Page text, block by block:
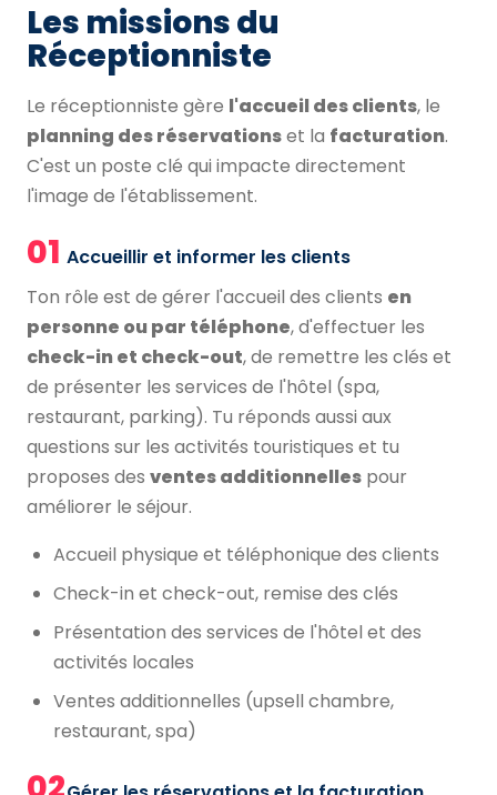
Les missions du
Réceptionniste
Le réceptionniste gère l'accueil des clients, le
planning des réservationset la facturation.
C'est un poste clé qui impacte directement
l'image de l'établissement.
01 Accueillir et informer les clients
Ton rôle est de gérer l'accueil des clients en
personne ou par téléphone, d'effectuer les
check-in et check-out, de remettre les clés et
de présenter les services de l'hôtel (spa,
restaurant, parking). Tu réponds aussi aux
questions sur les activités touristiques et tu
proposes des ventes additionnelles pour
améliorer le séjour.
Accueil physique et téléphonique des clients
Check-in et check-out, remise des clés
Présentation des services de l'hôtel et des
activités locales
Ventes additionnelles (upsell chambre,
restaurant, spa)